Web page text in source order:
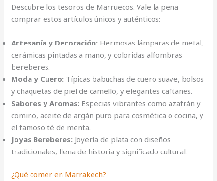
Descubre los tesoros de Marruecos. Vale la pena
comprar estos artículos únicos y auténticos:
Artesanía y Decoración: Hermosas lámparas de metal,
cerámicas pintadas a mano, y coloridas alfombras
bereberes.
Moda y Cuero: Típicas babuchas de cuero suave, bolsos
y chaquetas de piel de camello, y elegantes caftanes.
Sabores y Aromas: Especias vibrantes como azafrán y
comino, aceite de argán puro para cosmética o cocina, y
el famoso té de menta.
Joyas Bereberes: Joyería de plata con diseños
tradicionales, llena de historia y significado cultural.
¿Qué comer en Marrakech?